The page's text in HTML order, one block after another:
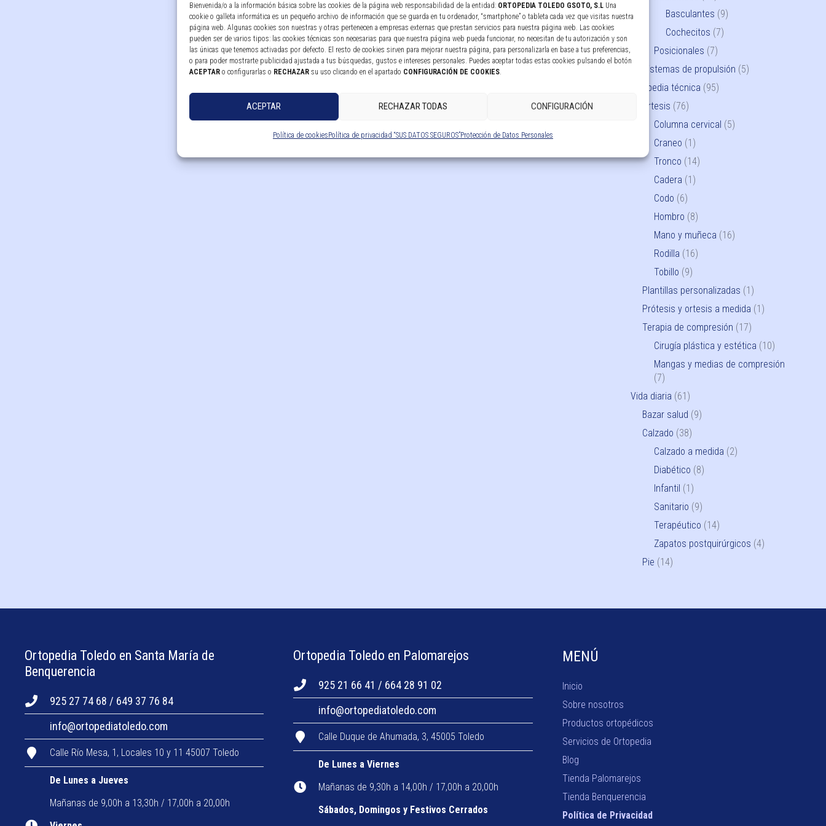
Bienvenida/o a la información básica sobre las cookies de la página web responsabilidad de la entidad: ORTOPEDIA TOLEDO GSOTO, S.L Una
cookie o galleta informática es un pequeño archivo de información que se guarda en tu ordenador, “smartphone” o tableta cada vez que visitas nuestra
página web. Algunas cookies son nuestras y otras pertenecen a empresas externas que prestan servicios para nuestra página web. Las cookies
pueden ser de varios tipos: las cookies técnicas son necesarias para que nuestra página web pueda funcionar, no necesitan de tu autorización y son
las únicas que tenemos activadas por defecto. El resto de cookies sirven para mejorar nuestra página, para personalizarla en base a tus preferencias,
o para poder mostrarte publicidad ajustada a tus búsquedas, gustos e intereses personales. Puedes aceptar todas estas cookies pulsando el botón
ACEPTAR o configurarlas o RECHAZAR su uso clicando en el apartado CONFIGURACIÓN DE COOKIES
ACEPTAR RECHAZAR TODAS CONFIGURACIÓN
Política de cookiesPolítica de privacidad “SUS DATOS SEGUROS”Protección de Datos Personales
Basculantes (9)
Cochecitos (7)
Posicionales (7)
Sistemas de propulsión (5)
Ortopedia técnica (95)
Ortesis (76)
Columna cervical (5)
Craneo (1)
Tronco (14)
Cadera (1)
Codo (6)
Hombro (8)
Mano y muñeca (16)
Rodilla (16)
Tobillo (9)
Plantillas personalizadas (1)
Prótesis y ortesis a medida (1)
Terapia de compresión (17)
Cirugía plástica y estética (10)
Mangas y medias de compresión
(7)
Vida diaria (61)
Bazar salud (9)
Calzado (38)
Calzado a medida (2)
Diabético (8)
Infantil (1)
Sanitario (9)
Terapéutico (14)
Zapatos postquirúrgicos (4)
Pie (14)
Ortopedia Toledo en Santa María de
Benquerencia
925 27 74 68 / 649 37 76 84
info@ortopediatoledo.com
Calle Río Mesa, 1, Locales 10 y 11 45007 Toledo
De Lunes a Jueves
Mañanas de 9,00h a 13,30h / 17,00h a 20,00h
Ortopedia Toledo en Palomarejos
925 21 66 41 / 664 28 91 02
info@ortopediatoledo.com
Calle Duque de Ahumada, 3, 45005 Toledo
De Lunes a Viernes
Mañanas de 9,30h a 14,00h / 17,00h a 20,00h
Sábados, Domingos y Festivos Cerrados
MENÚ
Inicio
Sobre nosotros
Productos ortopédicos
Servicios de Ortopedia
Blog
Tienda Palomarejos
Tienda Benquerencia
Política de Privacidad